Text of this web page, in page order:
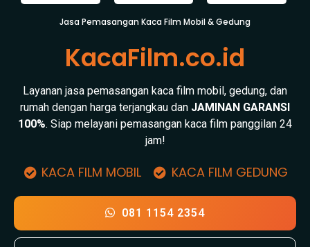
Jasa Pemasangan Kaca Film Mobil & Gedung
KacaFilm.co.id
Layanan jasa pemasangan kaca film mobil, gedung, dan
rumah dengan harga terjangkau dan JAMINAN GARANSI
100%. Siap melayani pemasangan kaca film panggilan 24
jam!
KACA FILM MOBIL KACA FILM GEDUNG
081 1154 2354